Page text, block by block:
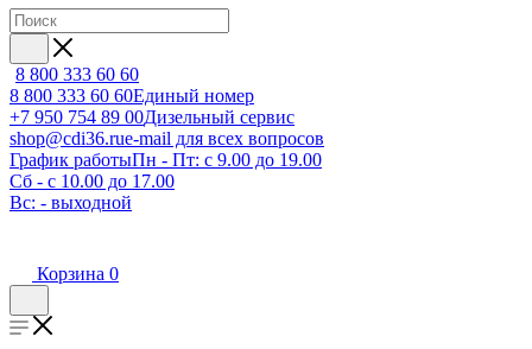
8 800 333 60 60
8 800 333 60 60Единый номер
+7 950 754 89 00Дизельный сервис
shop@cdi36.rue-mail для всех вопросов
График работыПн - Пт: с 9.00 до 19.00
Сб - с 10.00 до 17.00
Вс: - выходной
Корзина 0